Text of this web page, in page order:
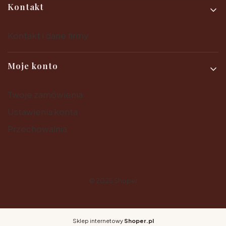
Kontakt
Moje konto
Sklep internetowy Shoper.pl